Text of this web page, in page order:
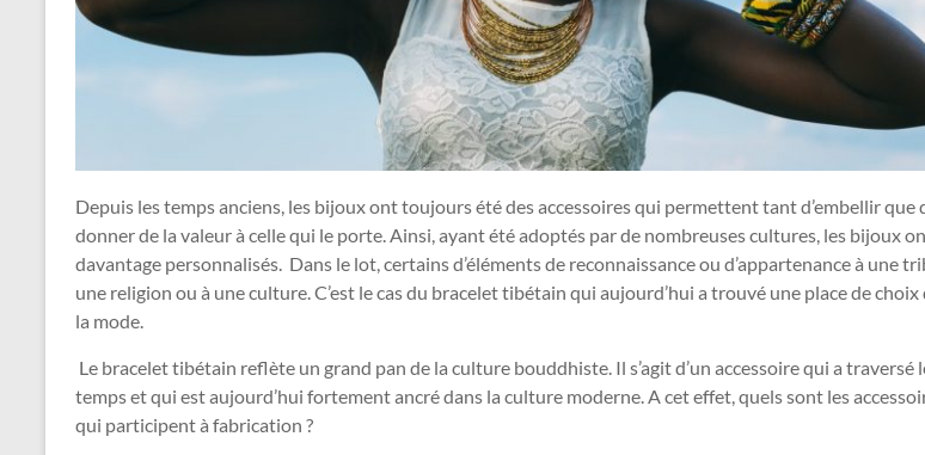
Depuis les temps anciens, les bijoux ont toujours été des accessoires qui permettent tant d’embellir que
donner de la valeur à celle qui le porte. Ainsi, ayant été adoptés par de nombreuses cultures, les bijoux
davantage personnalisés. Dans le lot, certains d’éléments de reconnaissance ou d’appartenance à une
une religion ou à une culture. C’est le cas du bracelet tibétain qui aujourd’hui a trouvé une place de choix
la mode.
Le bracelet tibétain reflète un grand pan de la culture bouddhiste. Il s’agit d’un accessoire qui a traversé
temps et qui est aujourd’hui fortement ancré dans la culture moderne. A cet effet, quels sont les
qui participent à fabrication ?